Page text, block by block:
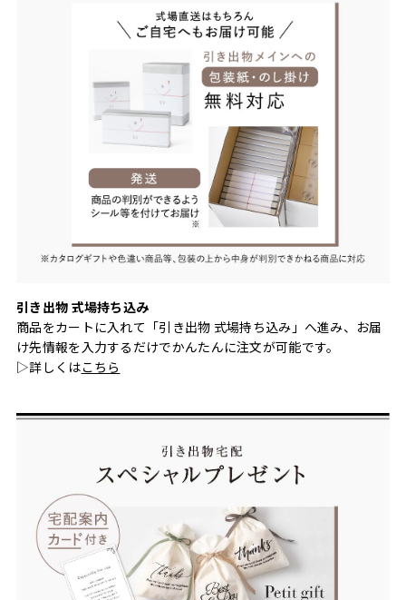
引き出物 式場持ち込み
商品をカートに入れて「引き出物 式場持ち込み」へ進み、お届
け先情報を入力するだけでかんたんに注文が可能です。
▷詳しくはこちら